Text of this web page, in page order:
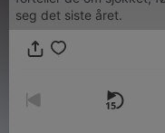
seg det siste året.